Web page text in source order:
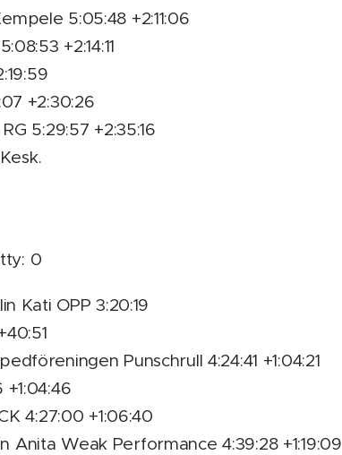
5:05:48 +2:11:06
+2:14:11
+2:30:26
5:29:57 +2:35:16
0
Kati OPP 3:20:19
Punschrull 4:24:41 +1:04:21
4:27:00 +1:06:40
Anita Weak Performance 4:39:28 +1:19:09